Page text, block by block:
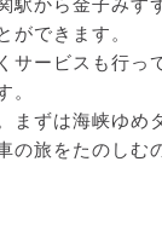
駅から金子みす
ができます。
ービスも行っ
。
まずは海峡ゆめ
の旅をたのしむ